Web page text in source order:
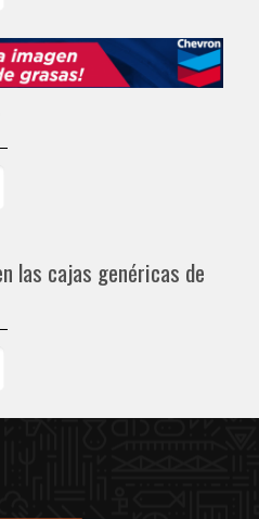
las cajas genéricas de